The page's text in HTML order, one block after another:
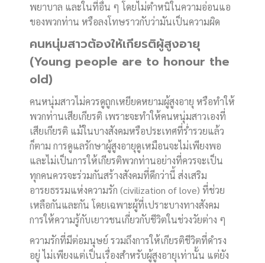
พยาบาล และในที่อื่น ๆ โดยไม่ตำหนิในความอ่อนแอ
ของพวกท่าน หรือลงโทษราวกับว่ามันเป็นความผิด
คนหนุ่มสาวต้องให้เกียรติผู้สูงอายุ
(Young people are to honour the
old)
คนหนุ่มสาวไม่ควรดูถูกเหยียดหยามผู้สูงอายุ หรือทำให้
พวกท่านเสียเกียรติ เพราะจะทำให้คนหนุ่มสาวเองที่
เสียเกียรติ แม้ในบางสังคมหรือประเทศที่ร่ำรวยแล้ว
ก็ตาม การดูแลรักษาผู้สูงอายุดูเหมือนจะไม่เพียงพอ
และไม่เป็นการให้เกียรติพวกท่านอย่างที่ควรจะเป็น
ทุกคนควรจะร่วมกันสร้างสังคมที่ดีกว่านี้ ส่งเสริม
อารยธรรมแห่งความรัก (civilization of love) ที่ช่วย
เหลือกันและกัน โดยเฉพาะผู้ที่เปราะบางทางสังคม
การให้ความรู้กับเยาวชนเกี่ยวกับชีวิตในช่วงวัยต่าง ๆ
ความรักที่มีต่อมนุษย์ รวมถึงการให้เกียรติชีวิตที่ดำรง
อยู่ ไม่เพียงแต่เป็นเรื่องสำหรับผู้สูงอายุเท่านั้น แต่ยัง